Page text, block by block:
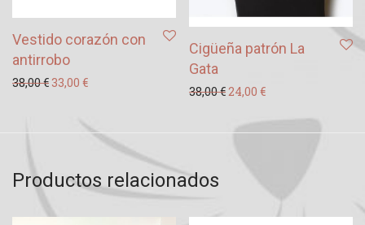
Vestido corazón con
antirrobo
38,00€El precio original era: 38,00 €.
33,00 €El precio actual es: 33,00 €.
Cigüeña patrón La
Gata
38,00€ El precio original era:
24,00 €El precio actual
Productos relacionados